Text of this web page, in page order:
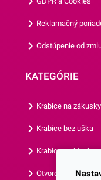
prezrieť si aj ostatné
doplnky z našej ponuky.
Reklamačný
Odstúpenie od
KATEGÓRIE
Krabice na
Krabice bez uška
Krabice s
Otvorená krabica